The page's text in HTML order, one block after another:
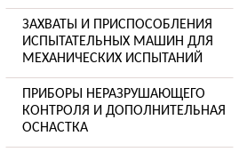
ЗАХВАТЫ И ПРИСПОСОБЛЕНИЯ
ИСПЫТАТЕЛЬНЫХ МАШИН ДЛЯ
МЕХАНИЧЕСКИХ ИСПЫТАНИЙ
ПРИБОРЫ НЕРАЗРУШАЮЩЕГО
КОНТРОЛЯ И ДОПОЛНИТЕЛЬНАЯ
ОСНАСТКА